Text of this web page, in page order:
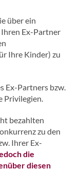
über ein
Ex-Partner
Ihre Kinder) zu
Ex-Partners bzw.
Privilegien.
bezahlten
zu den
Ihrer Ex-
die
diesen